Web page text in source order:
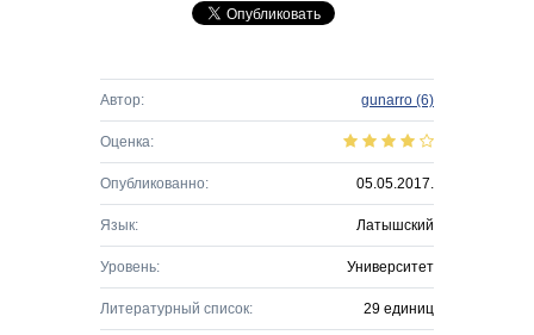
Автор: gunarro (6)
Оценка:
Опубликованно: 05.05.2017.
Язык: Латышский
Уровень: Университет
Литературный список: 29 единиц